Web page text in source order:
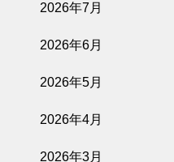
2026年7月
2026年6月
2026年5月
2026年4月
2026年3月